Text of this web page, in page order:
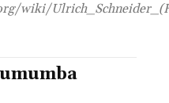
wiki/